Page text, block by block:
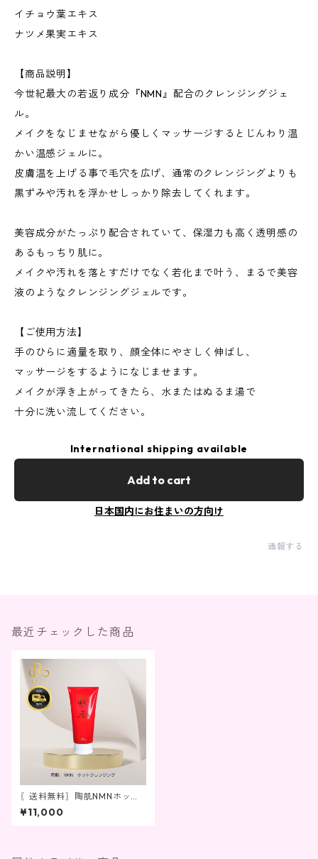
イチョウ葉エキス
ナツメ果実エキス
【商品説明】
今世紀最大の若返り成分『NMN』配合のクレンジングジェ
ル。
メイクをなじませながら優しくマッサージするとじんわり温
かい温感ジェルに。
皮膚温を上げる事で毛穴を広げ、通常のクレンジングよりも
黒ずみや汚れを浮かせしっかり除去してくれます。
美容成分がたっぷり配合されていて、保湿力も高く透明感の
あるもっちり肌に。
メイクや汚れを落とすだけでなく若化まで叶う、まるで美容
液のようなクレンジングジェルです。
【ご使用方法】
手のひらに適量を取り、顔全体にやさしく伸ばし、
マッサージをするようになじませます。
メイクが浮き上がってきたら、水またはぬるま湯で
十分に洗い流してください。
International shipping available
Add to cart
日本国内にお住まいの方向け
通報する
最近チェックした商品
〖送料無料〗陶肌NMNホット
クレンジング
¥11,000